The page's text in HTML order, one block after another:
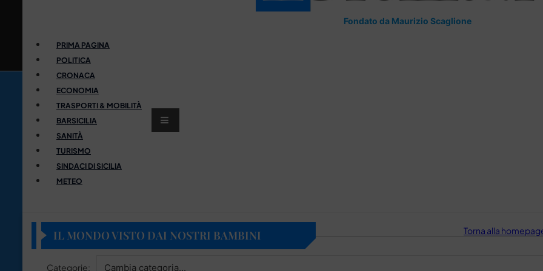
Fondato da Maurizio Scaglione
PRIMA PAGINA
POLITICA
CRONACA
ECONOMIA
TRASPORTI & MOBILITÀ
BARSICILIA
SANITÀ
TURISMO
SINDACI DI SICILIA
METEO
IL MONDO VISTO DAI NOSTRI BAMBINI Torna alla
Categorie: